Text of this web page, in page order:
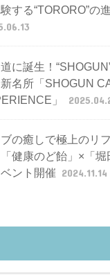
する“TORORO”の
に誕生！
新名所「SHOGUN
」
の癒しで極上のリ
健康のど飴」×「堀
ント開催 2024.11.14